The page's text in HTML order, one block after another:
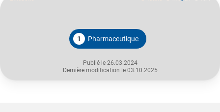
1 Pharmaceutique
Publié le 26.03.2024
Dernière modification le 03.10.2025